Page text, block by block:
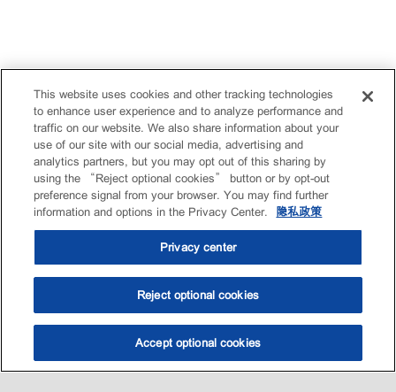
选油助手 查找门店
This website uses cookies and other tracking technologies
to enhance user experience and to analyze performance and
traffic on our website. We also share information about your
use of our site with our social media, advertising and
analytics partners, but you may opt out of this sharing by
using the “Reject optional cookies” button or by opt-out
preference signal from your browser. You may find further
information and options in the Privacy Center.
隐私政策
Privacy center
Reject optional cookies
Accept optional cookies